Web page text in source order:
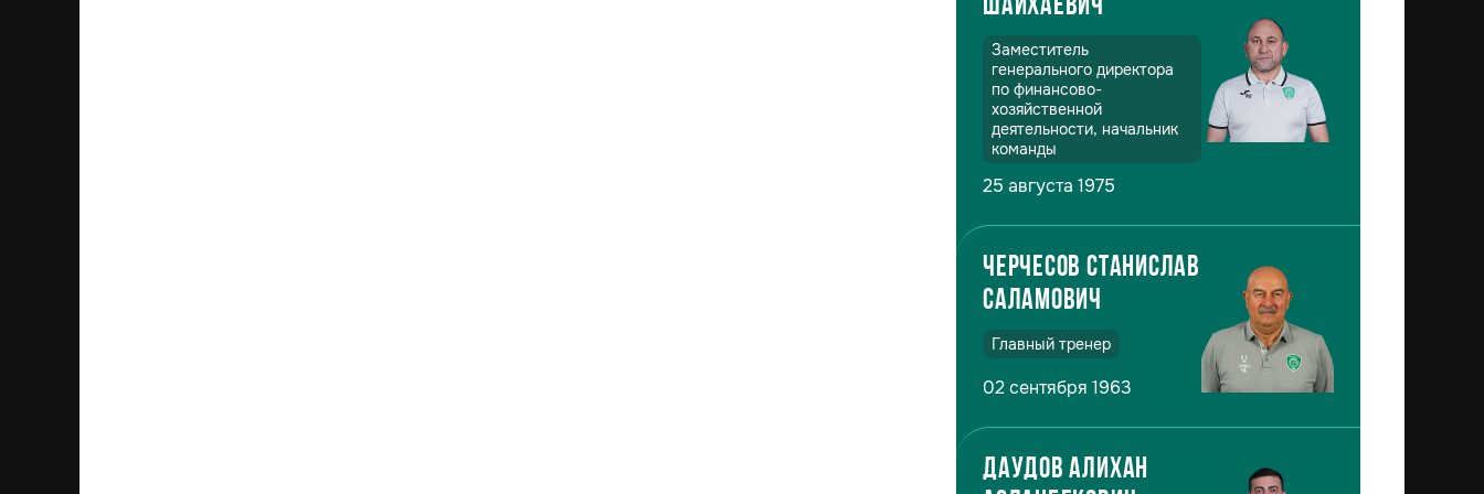
Шайхаевич
Заместитель
генерального директора
по финансово-
хозяйственной
деятельности, начальник
команды
25 августа 1975
Черчесов Станислав
Саламович
Главный тренер
02 сентября 1963
Даудов Алихан